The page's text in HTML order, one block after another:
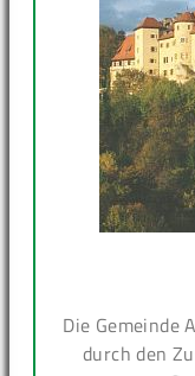
Die Gemeinde
durch den